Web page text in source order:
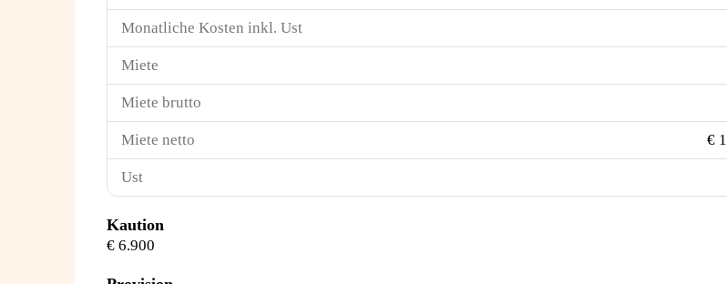
Monatliche Kosten inkl. Ust
Miete
Miete brutto
Miete netto €
Ust
Kaution
€ 6.900